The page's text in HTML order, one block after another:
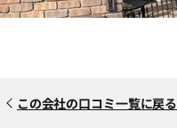
この会社の口コミ一覧に戻る